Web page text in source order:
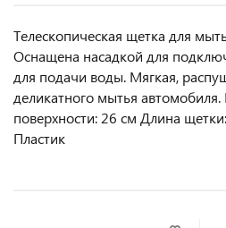
Телескопическая щетка для
Оснащена насадкой для
для подачи воды. Мягкая,
деликатного мытья
поверхности: 26 см Длина
Пластик